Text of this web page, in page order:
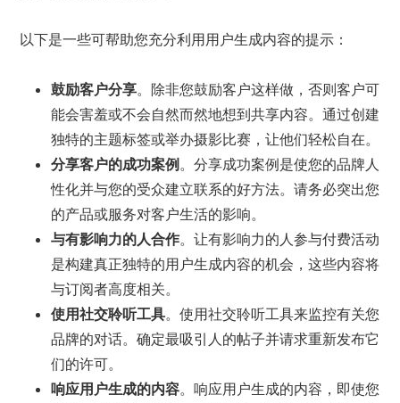
以下是一些可帮助您充分利用用户生成内容的提示：
鼓励客户分享。除非您鼓励客户这样做，否则客户可
能会害羞或不会自然而然地想到共享内容。通过创建
独特的主题标签或举办摄影比赛，让他们轻松自在。
分享客户的成功案例 。分享成功案例是使您的品牌人
性化并与您的受众建立联系的好方法。请务必突出您
的产品或服务对客户生活的影响。
与有影响力的人合作。让有影响力的人参与付费活动
是构建真正独特的用户生成内容的机会，这些内容将
与订阅者高度相关。
使用社交聆听工具。使用社交聆听工具来监控有关您
品牌的对话。确定最吸引人的帖子并请求重新发布它
们的许可。
响应用户生成的内容。响应用户生成的内容，即使您